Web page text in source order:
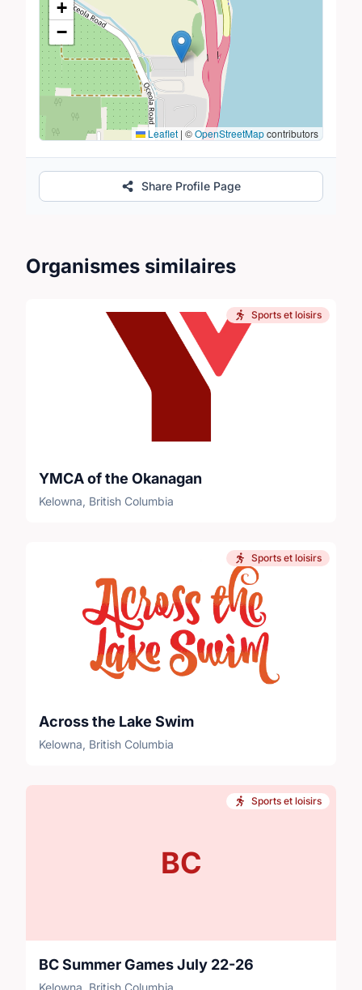
+
−
Leaflet | ©OpenStreetMapcontributors
Share Profile Page
Organismes similaires
Sports et loisirs
YMCA of the Okanagan
Kelowna, British Columbia
Sports et loisirs
Across the Lake Swim
Kelowna, British Columbia
BC
Sports et loisirs
BC Summer Games July 22-26
Kelowna, British Columbia